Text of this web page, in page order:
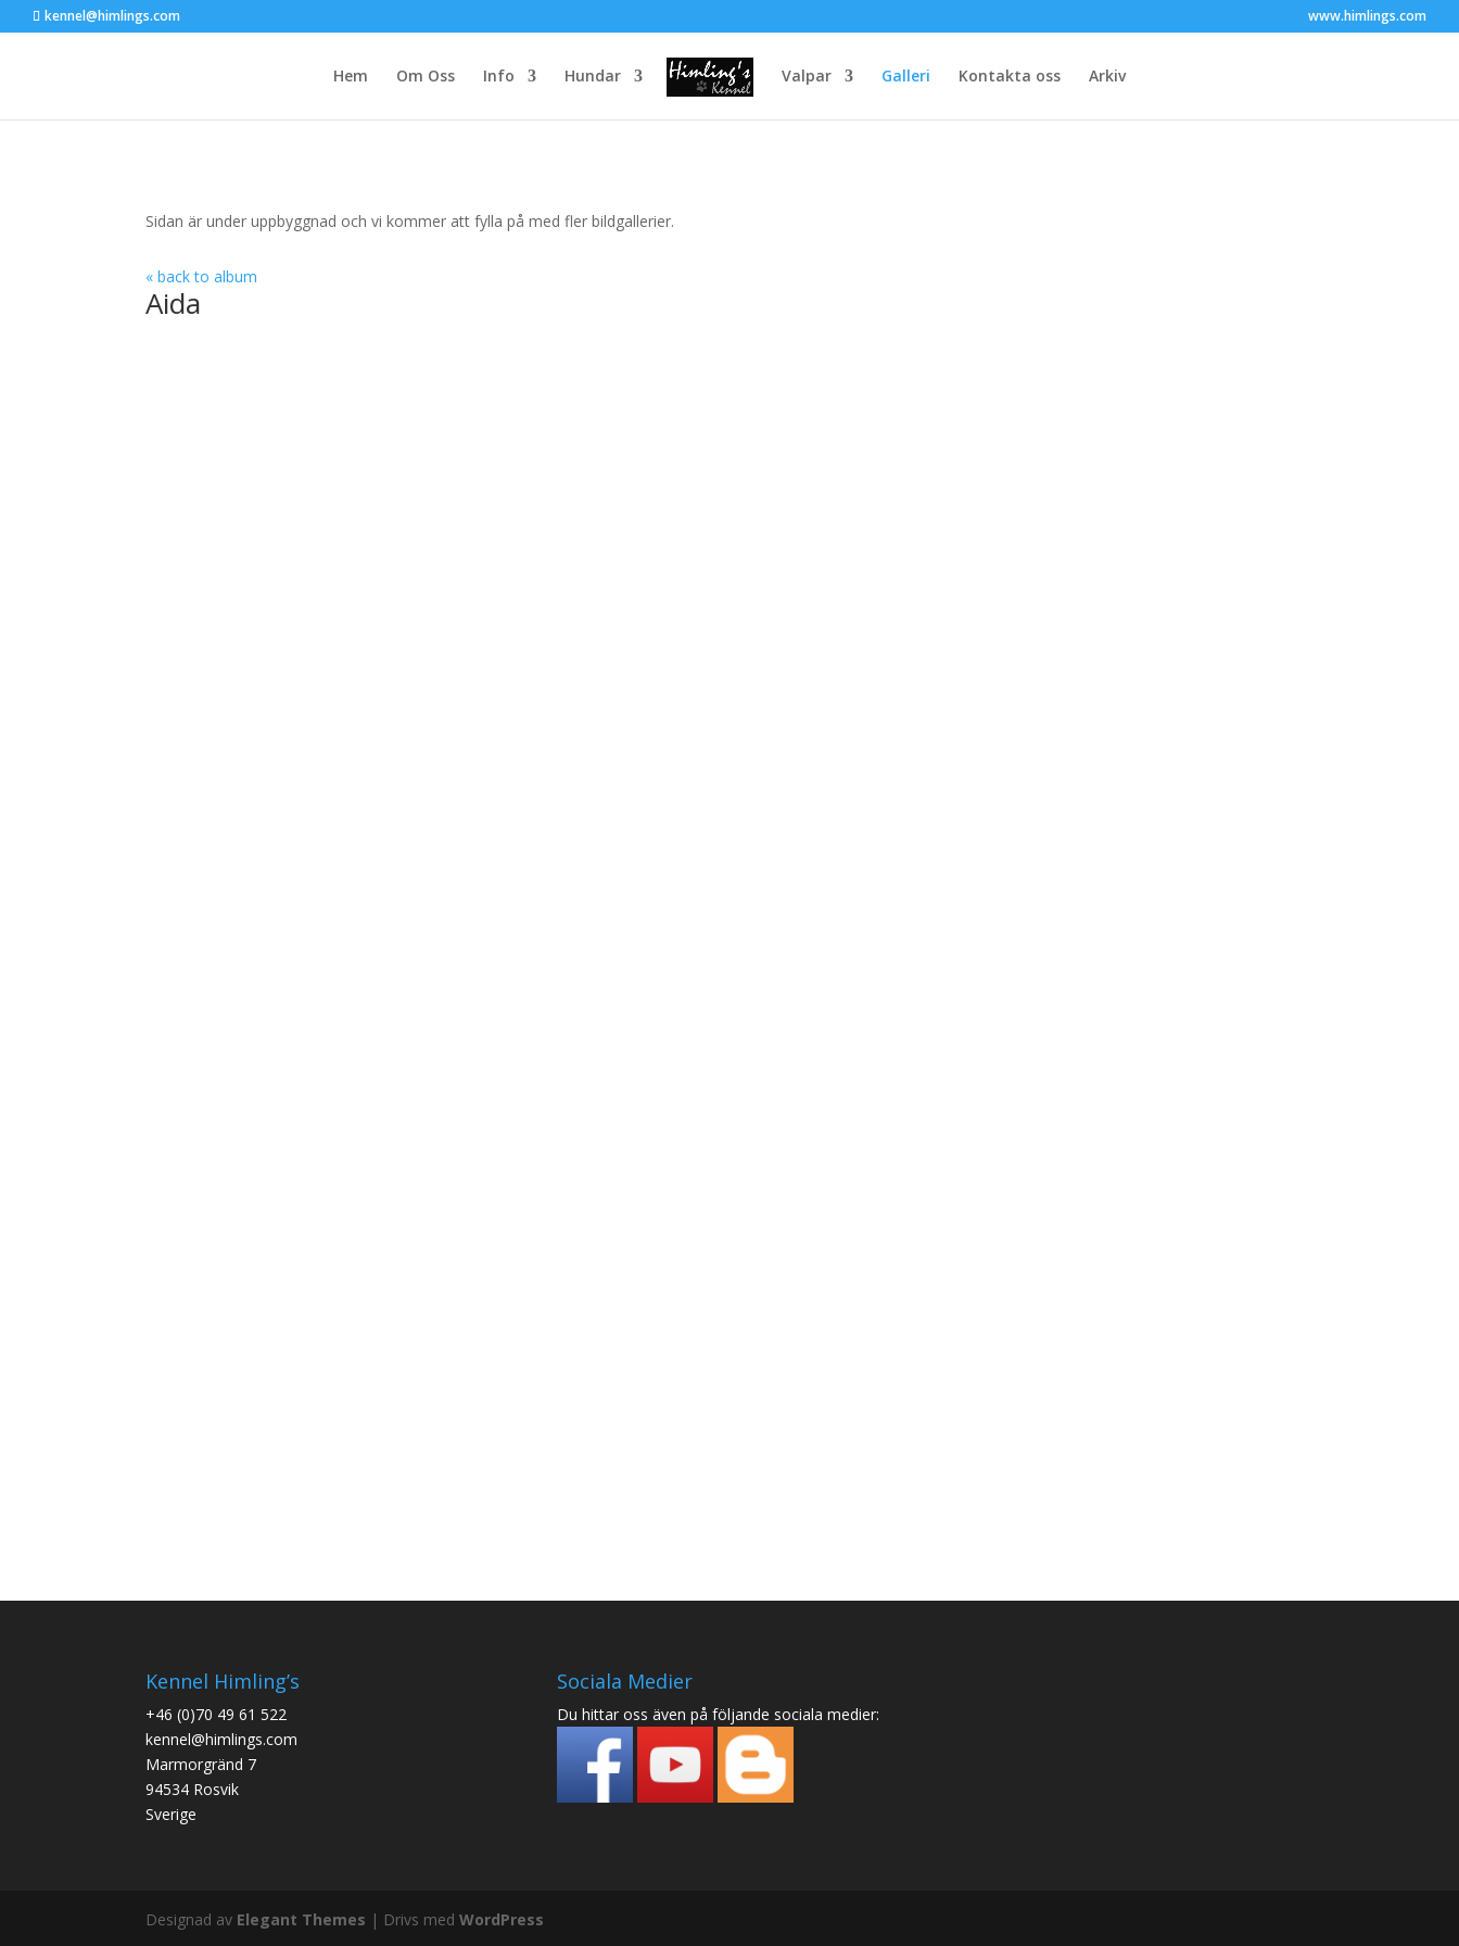
kennel@himlings.com www.himlings.com
Hem Om Oss Info Hundar Valpar Galleri Kontakta oss Arkiv
Sidan är under uppbyggnad och vi kommer att fylla på med fler bildgallerier.
« back to album
Aida
Kennel Himling’s
+46 (0)70 49 61 522
kennel@himlings.com
Marmorgränd 7
94534 Rosvik
Sverige
Sociala Medier
Du hittar oss även på följande sociala medier:
Designad av Elegant Themes | Drivs medWordPress